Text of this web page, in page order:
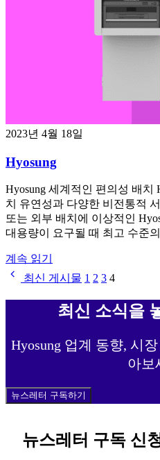
2023년 4월 18일
Hyosung
Hyosung 세계적인 편의성 배치
치 유연성과 다양한 비전통적
또는 외부 배치에 이상적인
대용량이 요구될 때 최고 수준
계속 읽기
글
페
지
김
최신 게시물 1 2 3 4
최신 소식을
Hyosung 업계 동향, 시
아보
뉴스레터 구독하기
뉴스레터 구독 신